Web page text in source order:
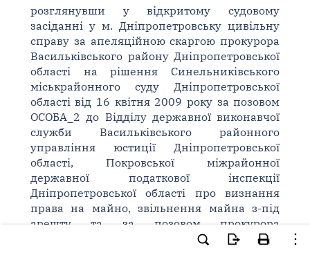
розглянувши у відкритому судовому
засіданні у м. Дніпропетровську цивільну
справу за апеляційною скаргою прокурора
Васильківського району Дніпропетровської
області на рішення Синельниківського
міськрайонного суду Дніпропетровської
області від 16 квітня 2009 року за позовом
ОСОБА_2 до Відділу державної виконавчої
служби Васильківського районного
управління юстиції Дніпропетровської
області, Покровської міжрайонної
державної податкової інспекції
Дніпропетровської області про визнання
права на майно, звільнення майна з-під
арешту та за позовом прокурора
Васильківського району Дніпропетровської